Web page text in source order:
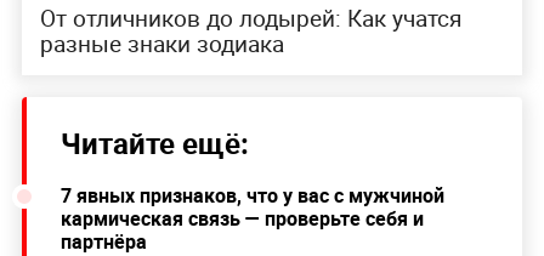
От отличников до лодырей: Как учатся
разные знаки зодиака
Читайте ещё:
7 явных признаков, что у вас с мужчиной
кармическая связь — проверьте себя и
партнёра